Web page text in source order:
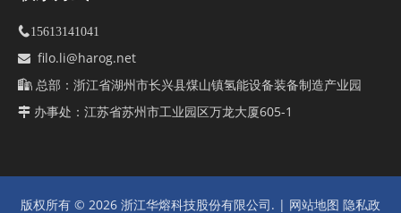
15613141041
 filo.li@harog.net
 总部：浙江省湖州市长兴县煤山镇氢能设备装备制造产业园
 办事处：江苏省苏州市工业园区万龙大厦605-1
版权所有 © 2026 浙江华熔科技股份有限公司. | 网站地图 隐私政